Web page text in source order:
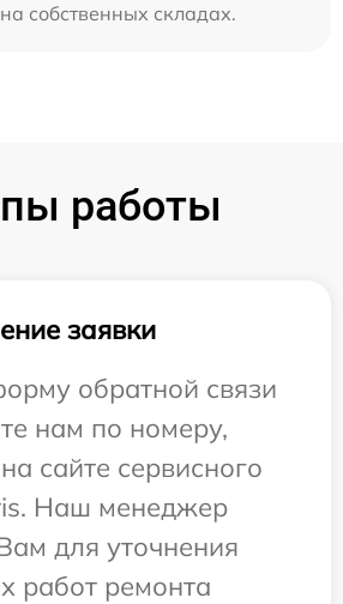
собственных складах.
работы
заявки
обратной связи
нам по номеру,
сайте сервисного
Наш менеджер
для уточнения
работ ремонта